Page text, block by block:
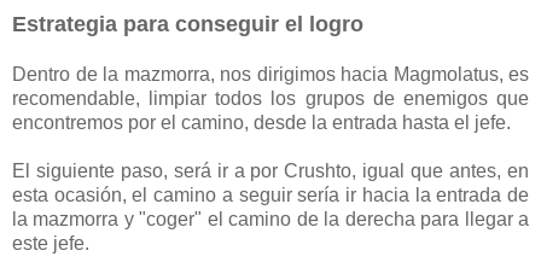
Estrategia para conseguir el logro
Dentro de la mazmorra, nos dirigimos hacia Magmolatus, es
recomendable, limpiar todos los grupos de enemigos que
encontremos por el camino, desde la entrada hasta el jefe.
El siguiente paso, será ir a por Crushto, igual que antes, en
esta ocasión, el camino a seguir sería ir hacia la entrada de
la mazmorra y "coger" el camino de la derecha para llegar a
este jefe.